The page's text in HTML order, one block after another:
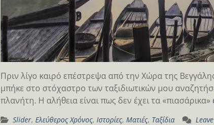
Πριν λίγο καιρό επέστρεψα από την Χώρα της
μπήκε στο στόχαστρο των ταξιδιωτικών μου
πλανήτη. Η αλήθεια είναι πως δεν έχει τα «πιασάρικα»
Slider, Ελεύθερος Χρόνος, Ιστορίες, Ματιές, Ταξίδια